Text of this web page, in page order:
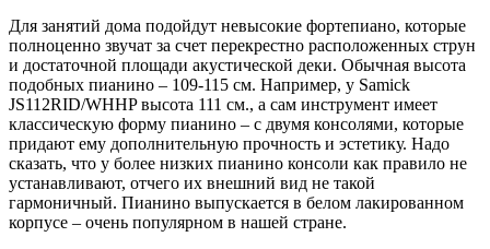
Для занятий дома подойдут невысокие фортепиано, которые
полноценно звучат за счет перекрестно расположенных струн
и достаточной площади акустической деки. Обычная высота
подобных пианино – 109-115 см. Например, у Samick
JS112RID/WHHP высота 111 см., а сам инструмент имеет
классическую форму пианино – с двумя консолями, которые
придают ему дополнительную прочность и эстетику. Надо
сказать, что у более низких пианино консоли как правило не
устанавливают, отчего их внешний вид не такой
гармоничный. Пианино выпускается в белом лакированном
корпусе – очень популярном в нашей стране.